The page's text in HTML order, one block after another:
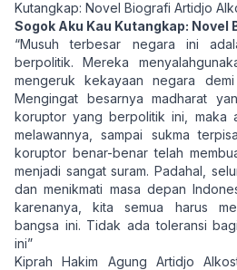
Kutangkap: Novel Biografi Artidjo
Sogok Aku Kau Kutangkap:
“Musuh terbesar negara ini
berpolitik. Mereka
mengeruk kekayaan negara
Mengingat besarnya madharat
koruptor yang berpolitik ini, maka
melawannya, sampai sukma
koruptor benar-benar telah
menjadi sangat suram. Padahal,
dan menikmati masa depan
karenanya, kita semua harus
bangsa ini. Tidak ada toleransi
ini”
Kiprah Hakim Agung Artidjo